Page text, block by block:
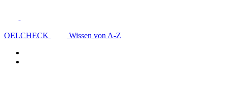
OELCHECK Wissen von A-Z